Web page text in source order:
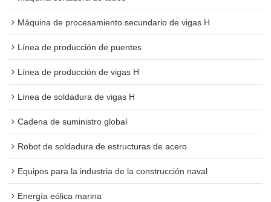
Máquina de procesamiento secundario de vigas H
Línea de producción de puentes
Línea de producción de vigas H
Línea de soldadura de vigas H
Cadena de suministro global
Robot de soldadura de estructuras de acero
Equipos para la industria de la construcción naval
Energía eólica marina